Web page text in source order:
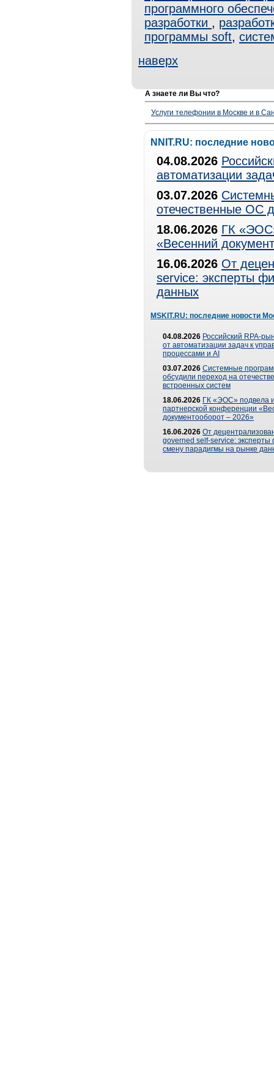
программного
разработки ,
программы soft,
наверх
А знаете ли Вы что?
Услуги телефонии в Москве и в
NNIT.RU: последние
04.08.2026
автоматизации
03.07.2026
отечественные ОС
18.06.2026 ГК
«Весенний
16.06.2026 От
service: эксперты
данных
MSKIT.RU: последние новости
04.08.2026 Российский RPA-
от автоматизации задач к
процессами и AI
03.07.2026 Системные
обсудили переход на
встроенных систем
18.06.2026 ГК «ЭОС» подвела
партнерской конференции
документооборот – 2026»
16.06.2026 От
governed self-service: эксперты
смену парадигмы на рынке